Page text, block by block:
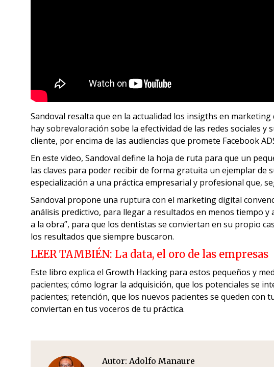
Sandoval resalta que en la actualidad los insigths en
hay sobrevaloración sobe la efectividad de las redes sociales
cliente, por encima de las audiencias que promete Facebook
En este video, Sandoval define la hoja de ruta para que un
las claves para poder recibir de forma gratuita un ejemplar de
especialización a una práctica empresarial y profesional que,
Sandoval propone una ruptura con el marketing digital
análisis predictivo, para llegar a resultados en menos tiempo
a la obra”, para que los dentistas se conviertan en su propio
los resultados que siempre buscaron.
LEER TAMBIÉN: La data, el oro de las empresas
Este libro explica el Growth Hacking para estos pequeños y
pacientes; cómo lograr la adquisición, que los potenciales se
pacientes; retención, que los nuevos pacientes se queden
conviertan en tus voceros de tu práctica.
Autor: Adolfo Manaure